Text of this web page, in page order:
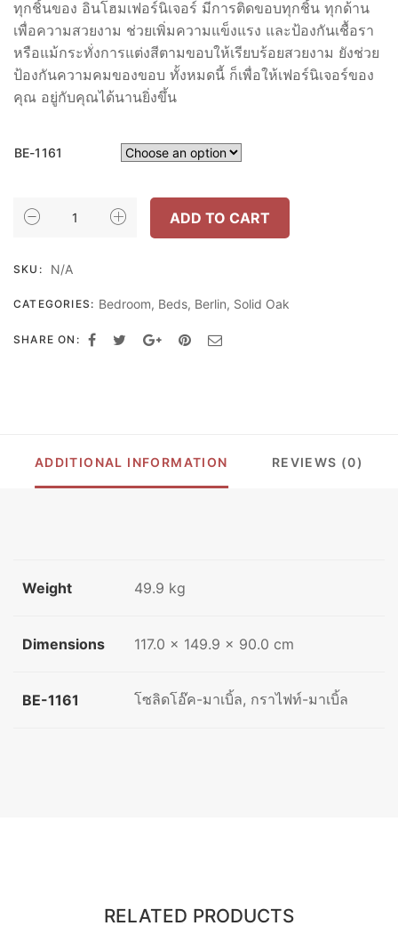
ทุกชิ้นของ อินโฮมเฟอร์นิเจอร์ มีการติดขอบทุกชิ้น ทุกด้าน
เพื่อความสวยงาม ช่วยเพิ่มความแข็งแรง และป้องกันเชื้อรา
หรือแม้กระทั่งการแต่งสีตามขอบให้เรียบร้อยสวยงาม ยังช่วย
ป้องกันความคมของขอบ ทั้งหมดนี้ ก็เพื่อให้เฟอร์นิเจอร์ของ
คุณ อยู่กับคุณได้นานยิ่งขึ้น
BE-1161
INHOME
3.5
รุ่น
BE-
ADD TO CART
SKU: N/A
CATEGORIES: Bedroom, Beds, Berlin, Solid Oak
SHARE ON:
ADDITIONAL INFORMATION REVIEWS (0)
Weight 49.9 kg
Dimensions 117.0 × 149.9 × 90.0 cm
BE-1161 โซลิดโอ๊ค-มาเบิ้ล, กราไฟท์-มาเบิ้ล
RELATED PRODUCTS